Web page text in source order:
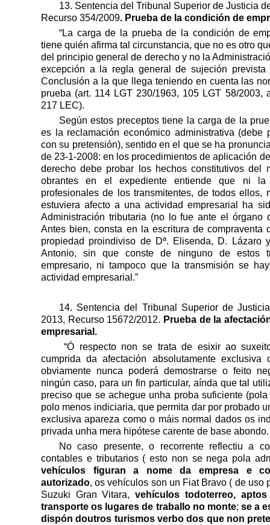
13. Sentencia del Tribunal Superior de Justicia
Recurso 354/2009. Prueba de la condición de
“La carga de la prueba de la condición de
tiene quién afirma tal circunstancia, que no es otro
del principio general de derecho y no la
excepción a la regla general de sujeción
Conclusión a la que llega teniendo en cuenta las
prueba (art. 114 LGT 230/1963, 105 LGT 58/2003,
217 LEC).
Según estos preceptos tiene la carga de la
es la reclamación económico administrativa (debe
con su pretensión), sentido en el que se ha
de 23-1-2008: en los procedimientos de aplicación
derecho debe probar los hechos constitutivos del
obrantes en el expediente entiende que ni la
profesionales de los transmitentes, de todos
estuviera afecto a una actividad empresarial ha
Administración tributaria (no lo fue ante el órgano
Antes bien, consta en la escritura de compraventa
propiedad proindiviso de Dª. Elisenda, D. Lázaro
Antonio, sin que conste de ninguno de estos
empresario, ni tampoco que la transmisión se
actividad empresarial.”
14. Sentencia del Tribunal Superior de
2013, Recurso 15672/2012. Prueba de la
empresarial.
“Ó respecto non se trata de esixir ao
cumprida da afectación absolutamente
obviamente nunca poderá demostrarse o feito
ningún caso, para un fin particular, aínda que tal
preciso que se achegue unha proba suficiente
polo menos indiciaria, que permita dar por probado
exclusiva apareza como o máis normal dados os
privada unha mera hipótese carente de base abondo.
No caso presente, o recorrente reflectiu a
contables e tributarios ( esto non se nega pola
vehículos figuran a nome da empresa e
autorizado, os vehículos son un Fiat Bravo ( de uso
Suzuki Gran Vitara,vehículos todoterreo,
transporte os lugares de traballo no monte;se a
dispón doutros turismos verbo dos que non